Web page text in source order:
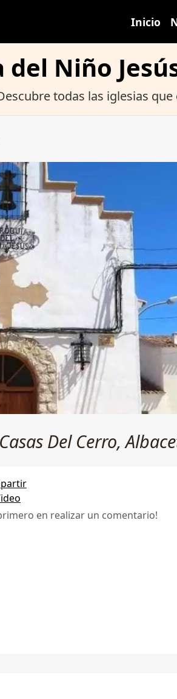
Inicio
Niño
todas las iglesias que
Del Cerro,
en realizar un comentario!